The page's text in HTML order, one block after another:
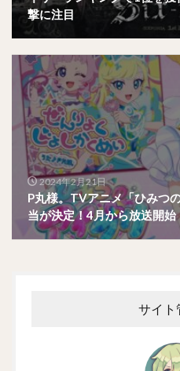
撃に注目
2024年2月21日
P丸様。TVアニメ「ひみつ
当が決定！4月から放送開始
サイト